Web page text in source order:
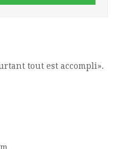
tout est accompli».